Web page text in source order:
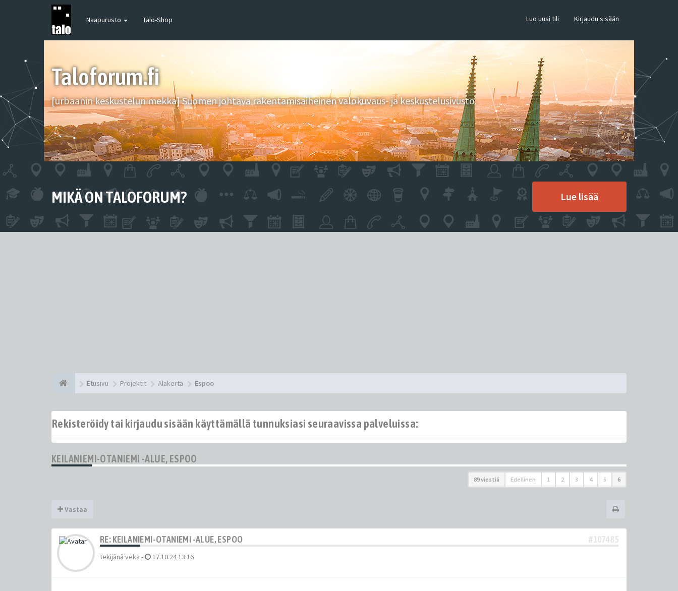
Naapurusto Talo-Shop Luo uusi tili Kirjaudu sisään
Taloforum.fi
[urbaanin keskustelun mekka] Suomen johtava rakentamisaiheinen valokuvaus- ja keskustelusivusto.
MIKÄ ON TALOFORUM? Lue lisää
Etusivu Projektit Alakerta Espoo
Rekisteröidy tai kirjaudu sisään käyttämällä tunnuksiasi seuraavissa palveluissa:
KEILANIEMI-OTANIEMI -ALUE, ESPOO
89 viestiä Edellinen 1 2 3 4 5 6
Vastaa
RE: KEILANIEMI-OTANIEMI -ALUE, ESPOO #107485
tekijänä veka - 17.10.24 13:16